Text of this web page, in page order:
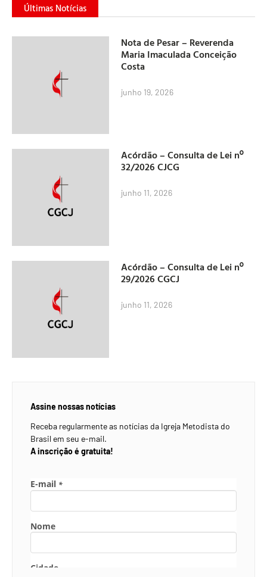
Últimas Notícias
Nota de Pesar – Reverenda
Maria Imaculada Conceição
Costa
junho 19, 2026
Acórdão – Consulta de Lei nº
32/2026 CJCG
junho 11, 2026
Acórdão – Consulta de Lei nº
29/2026 CGCJ
junho 11, 2026
Assine nossas notícias
Receba regularmente as notícias da Igreja Metodista do
Brasil em seu e-mail.
A inscrição é gratuita!